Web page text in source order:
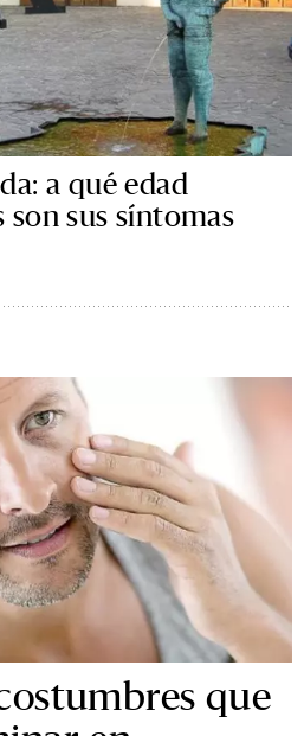
a qué edad
son sus síntomas
que